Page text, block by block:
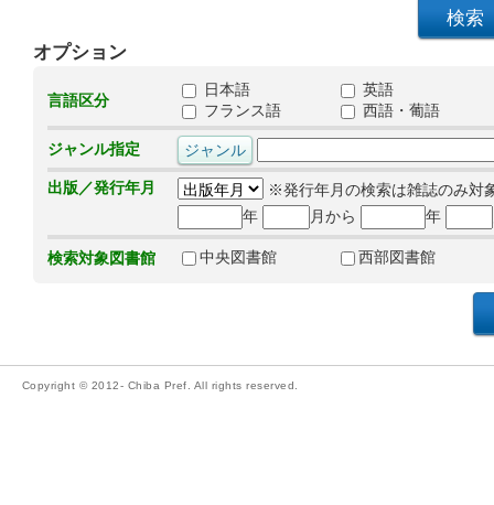
オプション
言語区分
日本語
英語
フランス語
西語・葡語
ジャンル指定
出版／発行年月
※発行年月の検索は雑誌のみ対
年
月から 年
検索対象図書館 中央図書館 西部図書館
Copyright © 2012- Chiba Pref. All rights reserved.